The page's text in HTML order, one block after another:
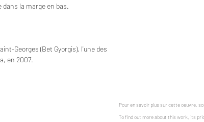
la marge en bas.
Georges (Bet Gyorgis), l'une des
en 2007.
Pour en savoir plus sur cette oeuvre,
To find out more about this work, its